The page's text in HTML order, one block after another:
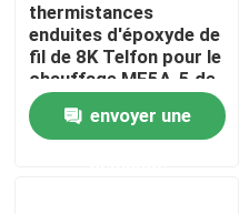
Accueil
A propos de nous
thermistances
enduites d'époxyde de
fil de 8K Telfon pour le
chauffage MF5A-5 de
volant de rétroviseur
et de chauffage de
Seat de voiture
envoyer une